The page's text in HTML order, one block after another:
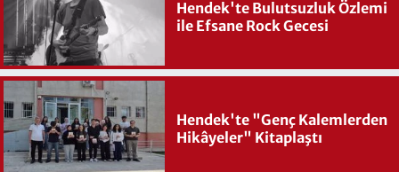
Hendek'te Bulutsuzluk Özlemi
ile Efsane Rock Gecesi
Hendek'te "Genç Kalemlerden
Hikâyeler" Kitaplaştı